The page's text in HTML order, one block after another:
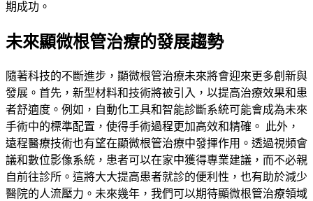
期成功。
未來顯微根管治療的發展趨勢
隨著科技的不斷進步，顯微根管治療未來將會迎來更多創新與
發展。首先，新型材料和技術將被引入，以提高治療效果和患
者舒適度。例如，自動化工具和智能診斷系統可能會成為未來
手術中的標準配置，使得手術過程更加高效和精確。 此外，
遠程醫療技術也有望在顯微根管治療中發揮作用。透過視頻會
議和數位影像系統，患者可以在家中獲得專業建議，而不必親
自前往診所。這將大大提高患者就診的便利性，也有助於減少
醫院的人流壓力。未來幾年，我們可以期待顯微根管治療領域